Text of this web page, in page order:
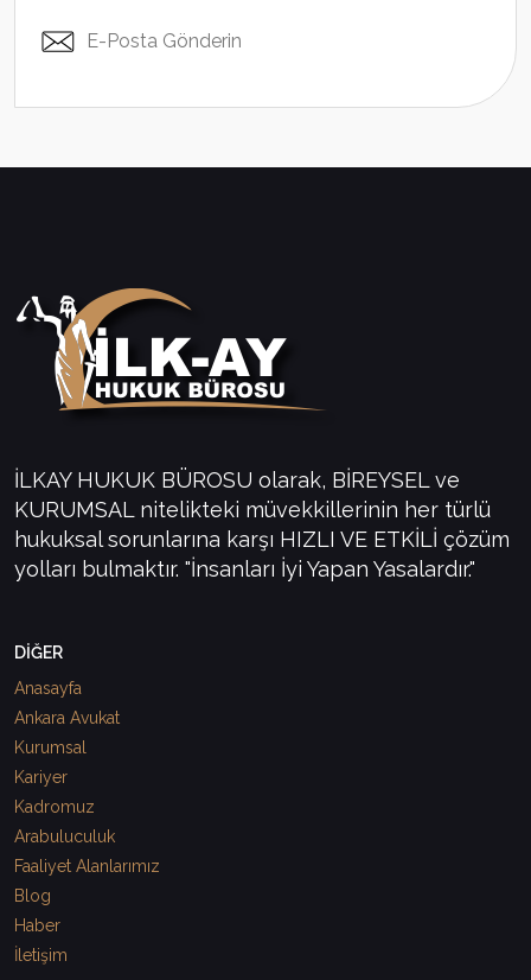
E-Posta Gönderin
İLKAY HUKUK BÜROSU olarak, BİREYSEL ve
KURUMSAL nitelikteki müvekkillerinin her türlü
hukuksal sorunlarına karşı HIZLI VE ETKİLİ çözüm
yolları bulmaktır. "İnsanları İyi Yapan Yasalardır."
DİĞER
Anasayfa
Ankara Avukat
Kurumsal
Kariyer
Kadromuz
Arabuluculuk
Faaliyet Alanlarımız
Blog
Haber
İletişim